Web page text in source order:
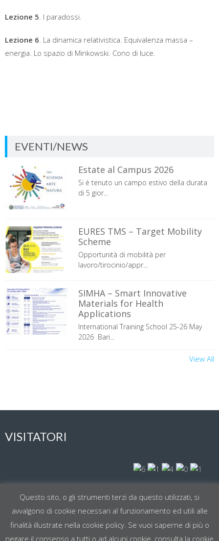
Lezione 5. I paradossi.
Lezione 6. La dinamica relativistica. Equivalenza massa –
energia. Lo spazio di Minkowski. Cono di luce.
EVENTI/NEWS
Estate al Campus 2026
Si è tenuto un campo estivo della durata
di 5 gior...
EURES TMS – Target Mobility
Scheme
Opportunità di mobilità per
lavoro/tirocinio/appr...
SIMHA – Smart Innovative
Materials for Health
Applications
International Training School 25-26 May
2026 Bari...
View All
VISITATORI
Visit Today : 136
Total Visit : 61401
Questo sito, o gli strumenti terzi da questo utilizzati, si
avvalgono di cookie necessari al funzionamento ed utili alle
finalità illustrate nella cookie policy. Se vuoi saperne di più o
negare il consenso a tutti o ad alcuni cookie, consulta la cookie